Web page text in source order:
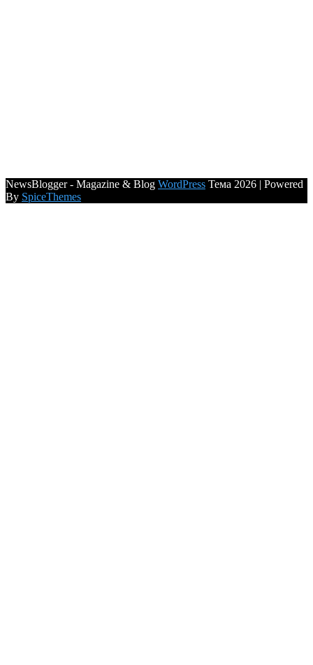
NewsBlogger - Magazine & Blog WordPress Тема 2026 | Powered
By SpiceThemes